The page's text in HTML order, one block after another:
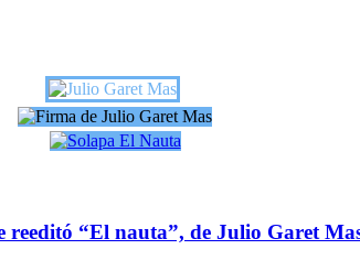
reeditó “El nauta”, de Julio Garet